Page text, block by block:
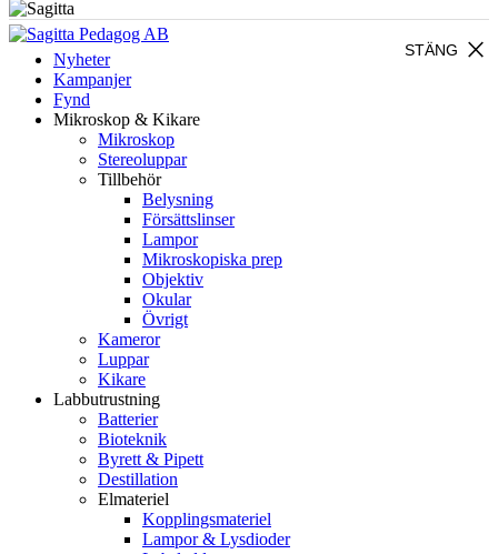
close
STÄNG
Nyheter
Kampanjer
Fynd
Mikroskop & Kikare
Mikroskop
Stereoluppar
Tillbehör
Belysning
Försättslinser
Lampor
Mikroskopiska prep
Objektiv
Okular
Övrigt
Kameror
Luppar
Kikare
Labbutrustning
Batterier
Bioteknik
Byrett & Pipett
Destillation
Elmateriel
Kopplingsmateriel
Lampor & Lysdioder